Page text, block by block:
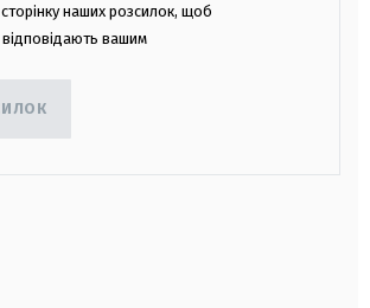
наших розсилок, щоб
вашим